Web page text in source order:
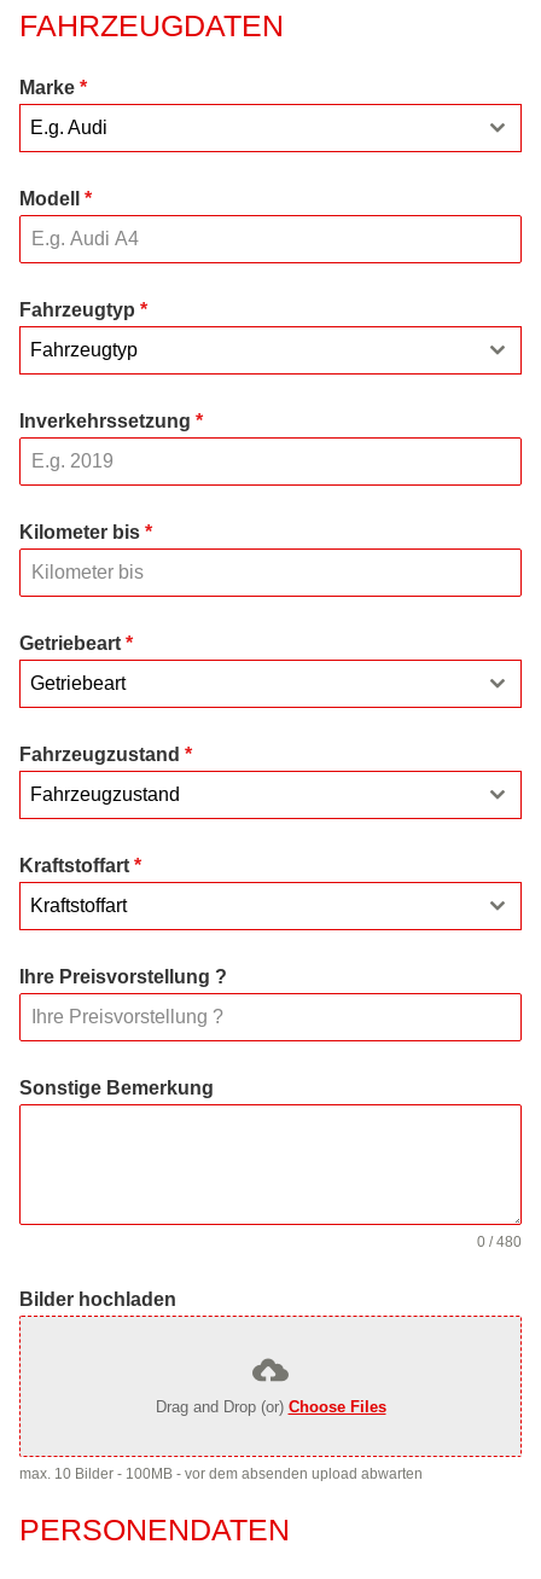
FAHRZEUGDATEN
Marke *
E.g. Audi
Modell *
Fahrzeugtyp *
Fahrzeugtyp
Inverkehrssetzung *
Kilometer bis *
Getriebeart *
Getriebeart
Fahrzeugzustand *
Fahrzeugzustand
Kraftstoffart *
Kraftstoffart
Ihre Preisvorstellung ?
Sonstige Bemerkung
0 / 480
Bilder hochladen
Drag and Drop (or) Choose Files
max. 10 Bilder - 100MB - vor dem absenden upload abwarten
PERSONENDATEN